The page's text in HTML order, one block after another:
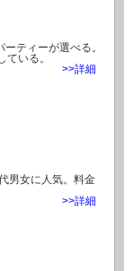
ティーが選べる。
いる。
>>詳細
男女に人気。料金
>>詳細